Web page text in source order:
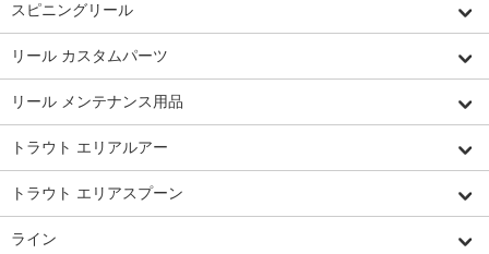
スピニングリール
リール カスタムパーツ
リール メンテナンス用品
トラウト エリアルアー
トラウト エリアスプーン
ライン